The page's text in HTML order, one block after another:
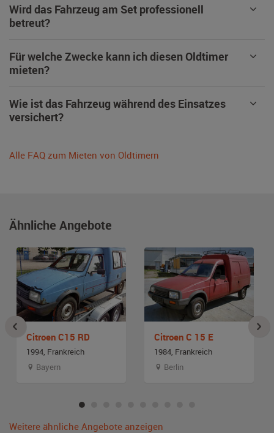
Wird das Fahrzeug am Set professionell
betreut?
Für welche Zwecke kann ich diesen Oldtimer
mieten?
Wie ist das Fahrzeug während des Einsatzes
versichert?
Alle FAQ zum Mieten von Oldtimern
Ähnliche Angebote
Citroen C15 RD
1994, Frankreich
Bayern
Citroen C 15 E
1984, Frankreich
Berlin
Weitere ähnliche Angebote anzeigen